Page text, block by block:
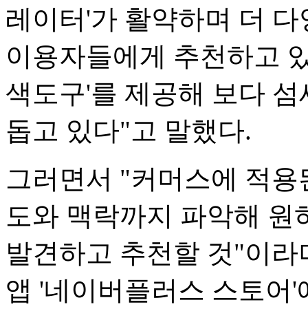
레이터'가 활약하며 더
이용자들에게 추천하고
색도구'를 제공해 보다
돕고 있다"고 말했다.
그러면서 "커머스에 적
도와 맥락까지 파악해 원
발견하고 추천할 것"이
앱 '네이버플러스 스토어